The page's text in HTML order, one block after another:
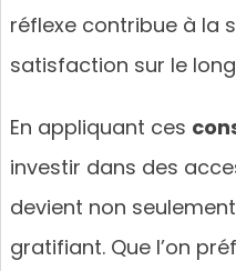
réflexe contribue à la
satisfaction sur le
En appliquant ces
investir dans des
devient non
gratifiant. Que l’on